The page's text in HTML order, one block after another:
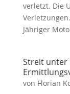
verletzt. Die
Jähriger
Streit unter
von Florian